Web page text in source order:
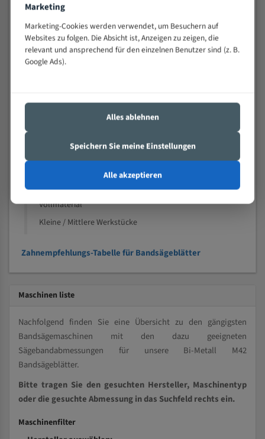
Technische Beschreibung:
Positiver Spanwinkel
Bandkörper aus hochlegiertem Federstahl
Nichteisenmetalle
Speziell entwickelt für Profile / Rohre
Kleine und mittlere Profile / Kleine Durchmesser
Vollmaterial
Kleine / Mittlere Werkstücke
Zahnempfehlungs-Tabelle für Bandsägeblätter
Maschinen liste
Nachfolgend finden Sie eine Übersicht zu den gängigsten
Bandsägemaschinen mit den dazu geeigneten
Sägebandabmessungen für unsere Bi-Metall M42
Bandsägeblätter.
Bitte tragen Sie den gesuchten Hersteller, Maschinentyp
oder die gesuchte Abmessung in das Suchfeld rechts ein.
Maschinenfilter
Marketing
Marketing-Cookies werden verwendet, um Besuchern auf
Websites zu folgen. Die Absicht ist, Anzeigen zu zeigen, die
relevant und ansprechend für den einzelnen Benutzer sind (z. B.
Google Ads).
Alles ablehnen
Speichern Sie meine Einstellungen
Alle akzeptieren